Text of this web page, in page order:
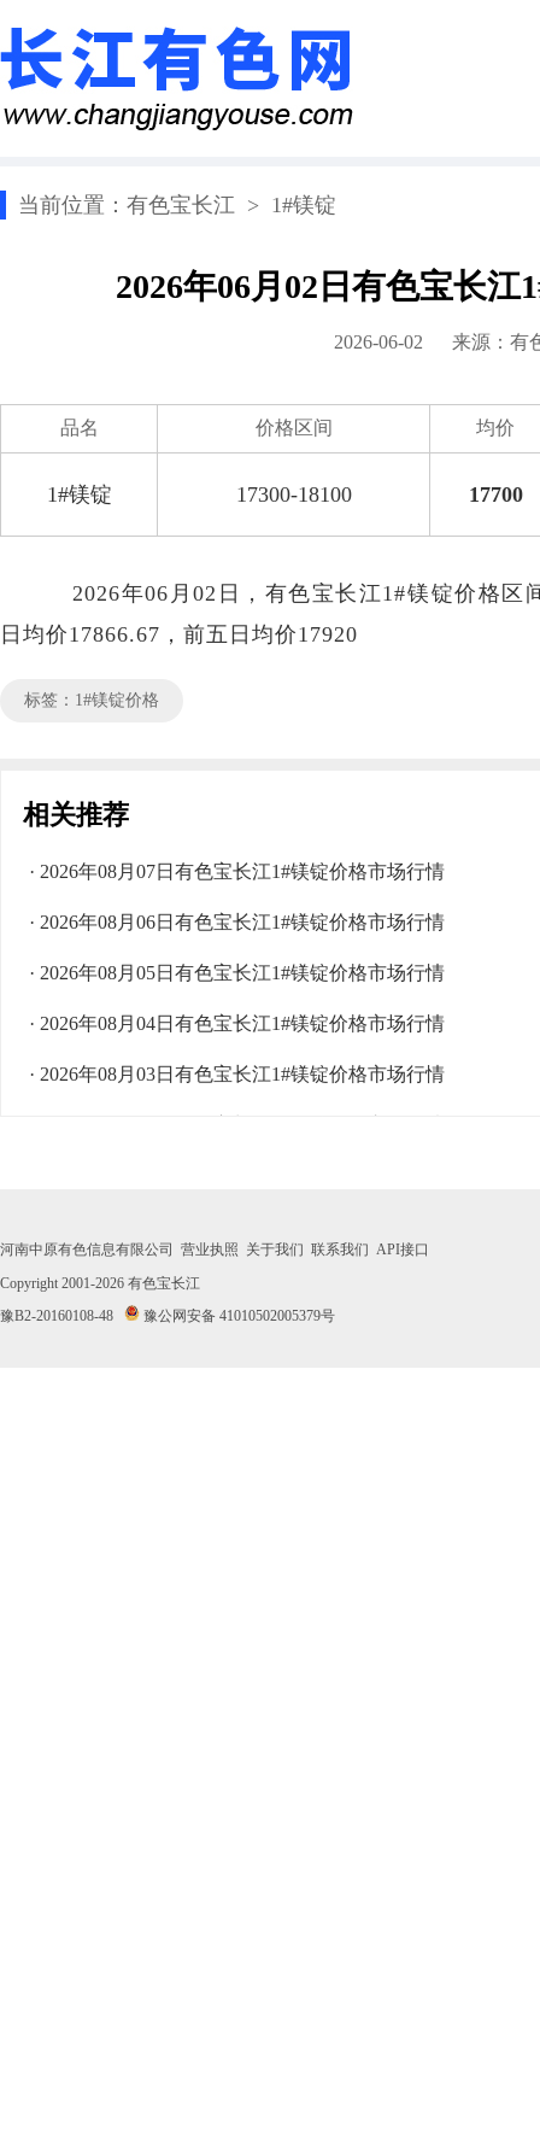
当前位置： 有色宝长江 > 1#镁锭
2026年06月02日有色宝长江
2026-06-02 来源： 有
品名 价格区间 均价
1#镁锭 17300-18100 17700
2026年06月02日，有色宝长江1#镁锭价格区
日均价17866.67，前五日均价17920
标签：1#镁锭价格
相关推荐
· 2026年08月07日有色宝长江1#镁锭价格市场行情
· 2026年08月06日有色宝长江1#镁锭价格市场行情
· 2026年08月05日有色宝长江1#镁锭价格市场行情
· 2026年08月04日有色宝长江1#镁锭价格市场行情
· 2026年08月03日有色宝长江1#镁锭价格市场行情
· 2026年07月28日有色宝长江1#镁锭价格市场行情
· 2026年07月27日有色宝长江1#镁锭价格市场行情
河南中原有色信息有限公司 营业执照 关于我们 联系我们 API接口
Copyright 2001-2026 有色宝长江
豫B2-20160108-48
豫公网安备 41010502005379号